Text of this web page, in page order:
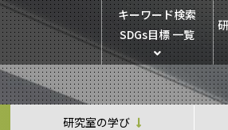
キーワード検索
SDGs目標 一覧
研究室の学び